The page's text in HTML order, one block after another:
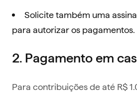
Solicite também uma
para autorizar os pagamentos.
2. Pagamento em
Para contribuições de até R$